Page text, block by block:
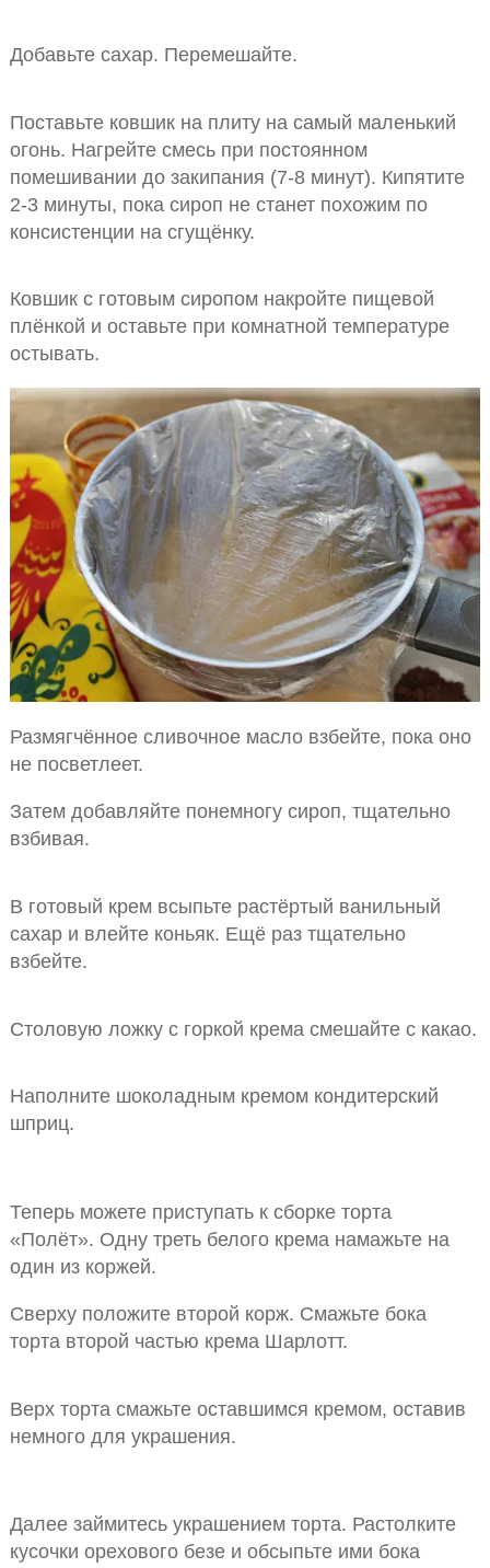
Добавьте сахар. Перемешайте.
Поставьте ковшик на плиту на самый маленький
огонь. Нагрейте смесь при постоянном
помешивании до закипания (7-8 минут). Кипятите
2-3 минуты, пока сироп не станет похожим по
консистенции на сгущёнку.
Ковшик с готовым сиропом накройте пищевой
плёнкой и оставьте при комнатной температуре
остывать.
Размягчённое сливочное масло взбейте, пока оно
не посветлеет.
Затем добавляйте понемногу сироп, тщательно
взбивая.
В готовый крем всыпьте растёртый ванильный
сахар и влейте коньяк. Ещё раз тщательно
взбейте.
Столовую ложку с горкой крема смешайте с какао.
Наполните шоколадным кремом кондитерский
шприц.
Теперь можете приступать к сборке торта
«Полёт». Одну треть белого крема намажьте на
один из коржей.
Сверху положите второй корж. Смажьте бока
торта второй частью крема Шарлотт.
Верх торта смажьте оставшимся кремом, оставив
немного для украшения.
Далее займитесь украшением торта. Растолките
кусочки орехового безе и обсыпьте ими бока